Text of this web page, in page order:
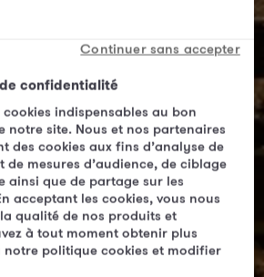
confidentialité
indispensables au bon
notre site. Nous et nos partenaires
des cookies aux fins d’analyse de
mesures d’audience, de ciblage
ainsi que de partage sur les
acceptant les cookies, vous nous
qualité de nos produits et
à tout moment obtenir plus
notre politique cookies et modifier
Continuer sans accepter